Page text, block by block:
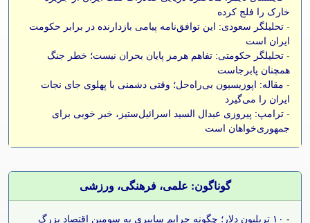
خارک را فلج کرده
- تحلیلگر سعودی: این توافق‌نامه پیامی بازدارنده در برابر حکومت
ایران است
- تحلیلگر حکومتی: تفاهم هرمز پایان بحران نیست؛ خطر جنگ
همچنان پابرجاست
- مقاله: اپوزیسیون بی‌راه‌حل؛ وقتی دشمنی با پهلوی جای نجات
ایران را می‌گیرد
- ترامپ: پیروزی عبدال السید اسرائیل‌ستیز، خبر خوبی برای
جمهوری‌خواهان است
گوناگون: علمی، فرهنگی، ورزشی
-
۱۰ تریلیون دلار؛ چگونه جرایم سایبری به سومین اقتصاد بزرگ